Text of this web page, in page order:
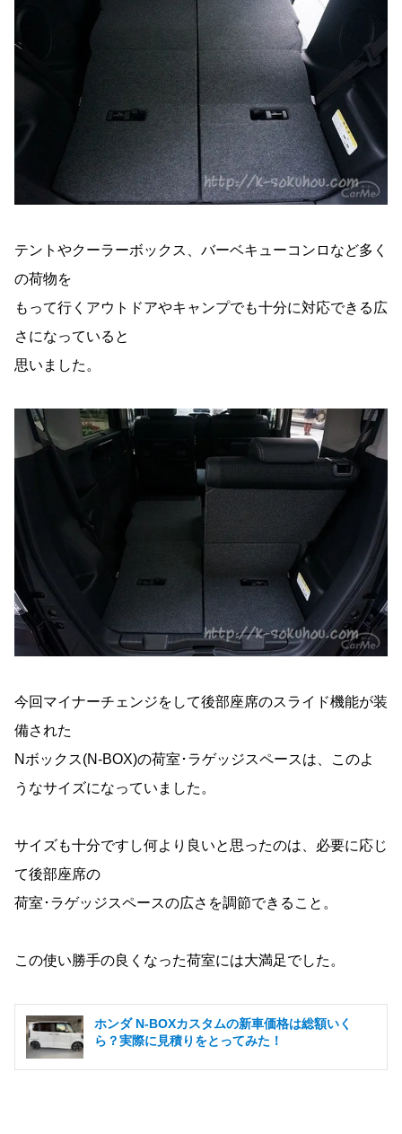
テントやクーラーボックス、バーベキューコンロなど多く
の荷物を
もって行くアウトドアやキャンプでも十分に対応できる広
さになっていると
思いました。
今回マイナーチェンジをして後部座席のスライド機能が装
備された
Nボックス(N-BOX)の荷室･ラゲッジスペースは、このよ
うなサイズになっていました。
サイズも十分ですし何より良いと思ったのは、必要に応じ
て後部座席の
荷室･ラゲッジスペースの広さを調節できること。
この使い勝手の良くなった荷室には大満足でした。
ホンダ N-BOXカスタムの新車価格は総額いく
ら？実際に見積りをとってみた！